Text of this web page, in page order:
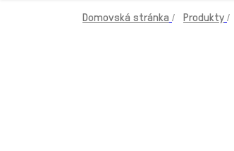
Domovská stránka Produkty